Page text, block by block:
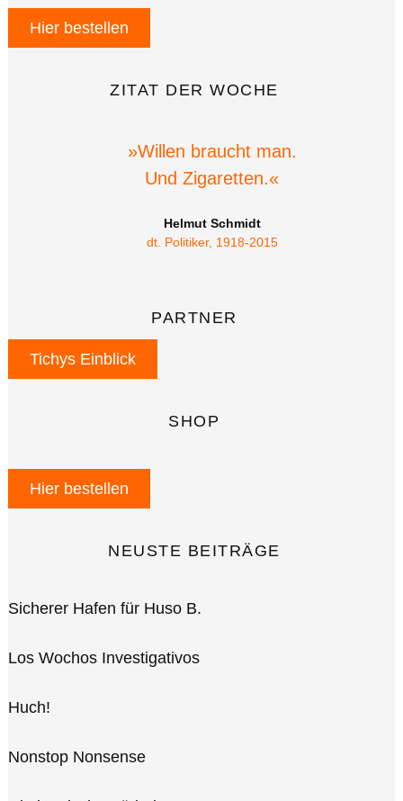
Hier bestellen
ZITAT DER WOCHE
»Willen braucht man.
Und Zigaretten.«
Helmut Schmidt
dt. Politiker, 1918-2015
PARTNER
Tichys Einblick
SHOP
Hier bestellen
NEUSTE BEITRÄGE
Sicherer Hafen für Huso B.
Los Wochos Investigativos
Huch!
Nonstop Nonsense